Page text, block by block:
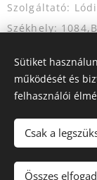
Szolgáltató:
Székhely:
Nyílvántatrtási
E-mail:
Telefonszám:
Sütiket
működését és
felhasználói
Csak a
Összes